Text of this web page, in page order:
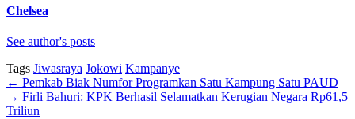
Chelsea
See author's posts
Tags Jiwasraya Jokowi Kampanye
← Pemkab Biak Numfor Programkan Satu Kampung Satu PAUD
→ Firli Bahuri: KPK Berhasil Selamatkan Kerugian Negara Rp61,5
Triliun